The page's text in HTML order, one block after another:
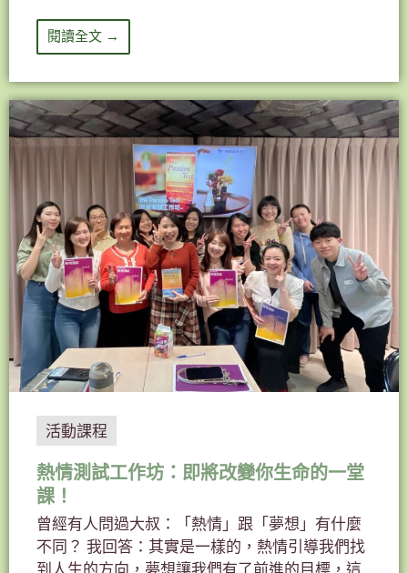
閱讀全文 →
活動課程
熱情測試工作坊：即將改變你生命的一堂
課！
曾經有人問過大叔：「熱情」跟「夢想」有什麼
不同？ 我回答：其實是一樣的，熱情引導我們找